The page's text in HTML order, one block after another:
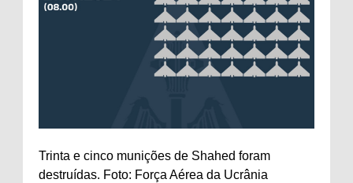
Trinta e cinco munições de Shahed foram
destruídas. Foto: Força Aérea da Ucrânia